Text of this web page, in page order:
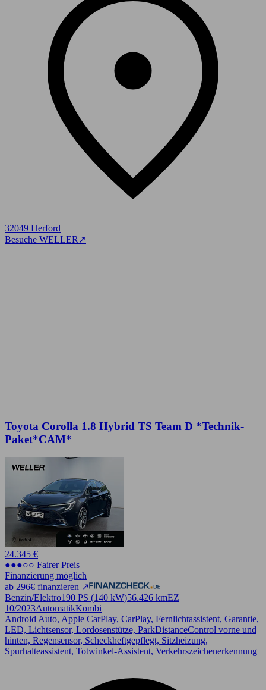
32049 Herford
Besuche WELLER ➚
Toyota Corolla 1.8 Hybrid TS Team D *Technik-
Paket*CAM*
24.345 €
●●●○○ Fairer Preis
Finanzierung möglich
ab 296€ finanzieren ↗
Benzin/Elektro190 PS (140 kW)56.426 kmEZ
10/2023AutomatikKombi
Android Auto, Apple CarPlay, CarPlay, Fernlichtassistent, Garantie,
LED, Lichtsensor, Lordosenstütze, ParkDistanceControl vorne und
hinten, Regensensor, Scheckheftgepflegt, Sitzheizung,
Spurhalteassistent, Totwinkel-Assistent, Verkehrszeichenerkennung